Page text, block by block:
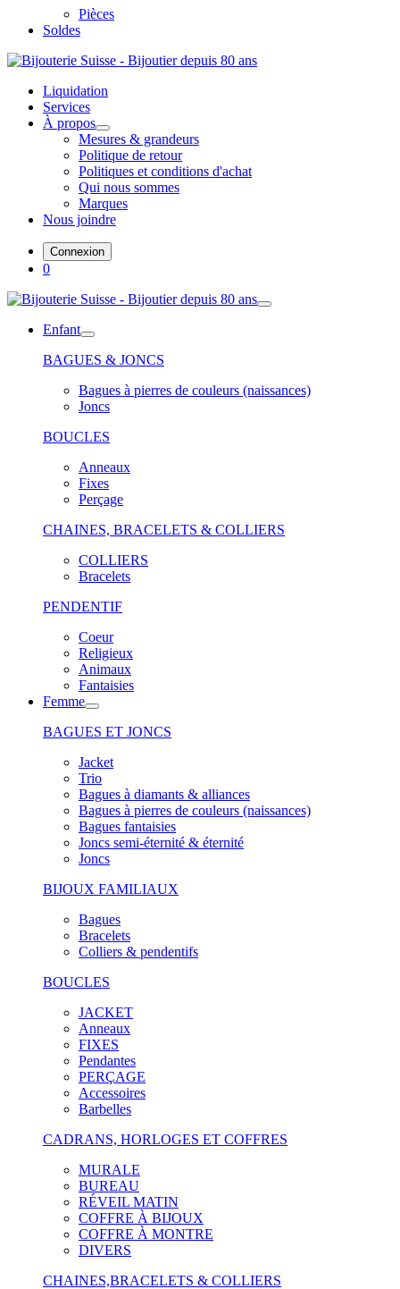
Pièces
Soldes
Liquidation
Services
À propos
Mesures & grandeurs
Politique de retour
Politiques et conditions d'achat
Qui nous sommes
Marques
Nous joindre
Connexion
0
Enfant
BAGUES & JONCS
Bagues à pierres de couleurs (naissances)
Joncs
BOUCLES
Anneaux
Fixes
Perçage
CHAINES, BRACELETS & COLLIERS
COLLIERS
Bracelets
PENDENTIF
Coeur
Religieux
Animaux
Fantaisies
Femme
BAGUES ET JONCS
Jacket
Trio
Bagues à diamants & alliances
Bagues à pierres de couleurs (naissances)
Bagues fantaisies
Joncs semi-éternité & éternité
Joncs
BIJOUX FAMILIAUX
Bagues
Bracelets
Colliers & pendentifs
BOUCLES
JACKET
Anneaux
FIXES
Pendantes
PERÇAGE
Accessoires
Barbelles
CADRANS, HORLOGES ET COFFRES
MURALE
BUREAU
RÉVEIL MATIN
COFFRE À BIJOUX
COFFRE À MONTRE
DIVERS
CHAINES,BRACELETS & COLLIERS